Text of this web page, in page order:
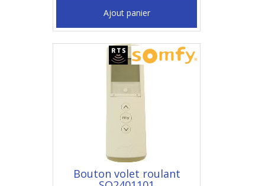
Ajout panier
Bouton volet roulant